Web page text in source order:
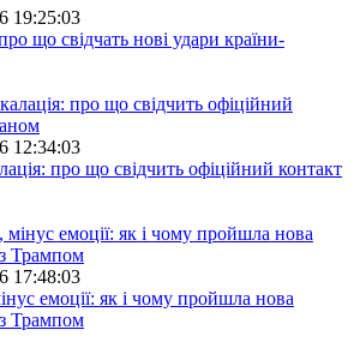
19:25:03
що свідчать нові удари країни-
12:34:03
про що свідчить офіційний контакт
17:48:03
емоції: як і чому пройшла нова
з Трампом